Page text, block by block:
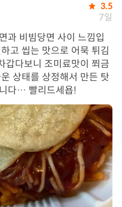
3.5
7일
과 비빔당면 사이 느낌입
고 씹는 맛으로 어묵 튀김
갑다보니 조미료맛이 쬐금
상태를 상정해서 만든 탓
다… 빨리드세욥!